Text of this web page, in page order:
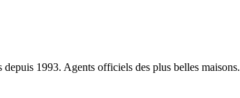
1993. Agents officiels des plus belles maisons.